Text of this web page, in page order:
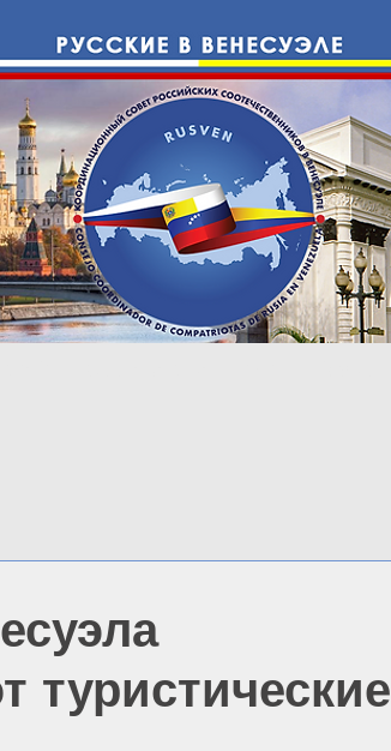
туристические